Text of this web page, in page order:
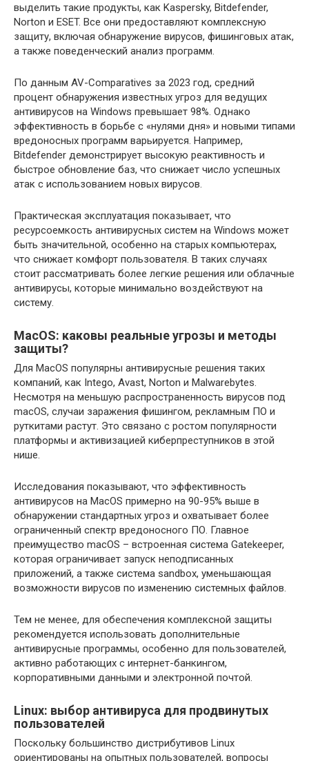
выделить такие продукты, как Kaspersky, Bitdefender,
Norton и ESET. Все они предоставляют комплексную
защиту, включая обнаружение вирусов, фишинговых атак,
а также поведенческий анализ программ.
По данным AV-Comparatives за 2023 год, средний
процент обнаружения известных угроз для ведущих
антивирусов на Windows превышает 98%. Однако
эффективность в борьбе с «нулями дня» и новыми типами
вредоносных программ варьируется. Например,
Bitdefender демонстрирует высокую реактивность и
быстрое обновление баз, что снижает число успешных
атак с использованием новых вирусов.
Практическая эксплуатация показывает, что
ресурсоемкость антивирусных систем на Windows может
быть значительной, особенно на старых компьютерах,
что снижает комфорт пользователя. В таких случаях
стоит рассматривать более легкие решения или облачные
антивирусы, которые минимально воздействуют на
систему.
MacOS: каковы реальные угрозы и методы
защиты?
Для MacOS популярны антивирусные решения таких
компаний, как Intego, Avast, Norton и Malwarebytes.
Несмотря на меньшую распространенность вирусов под
macOS, случаи заражения фишингом, рекламным ПО и
руткитами растут. Это связано с ростом популярности
платформы и активизацией киберпреступников в этой
нише.
Исследования показывают, что эффективность
антивирусов на MacOS примерно на 90-95% выше в
обнаружении стандартных угроз и охватывает более
ограниченный спектр вредоносного ПО. Главное
преимущество macOS – встроенная система Gatekeeper,
которая ограничивает запуск неподписанных
приложений, а также система sandbox, уменьшающая
возможности вирусов по изменению системных файлов.
Тем не менее, для обеспечения комплексной защиты
рекомендуется использовать дополнительные
антивирусные программы, особенно для пользователей,
активно работающих с интернет-банкингом,
корпоративными данными и электронной почтой.
Linux: выбор антивируса для продвинутых
пользователей
Поскольку большинство дистрибутивов Linux
ориентированы на опытных пользователей, вопросы